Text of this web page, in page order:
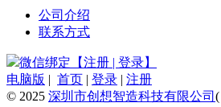
公司介绍
联系方式
微信绑定【注册 | 登录】
电脑版
首页 登录
注册
© 2025 深圳市创想智造科技有限公司 (